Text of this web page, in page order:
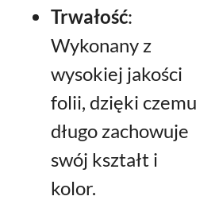
Trwałość:
Wykonany z
wysokiej jakości
folii, dzięki czemu
długo zachowuje
swój kształt i
kolor.